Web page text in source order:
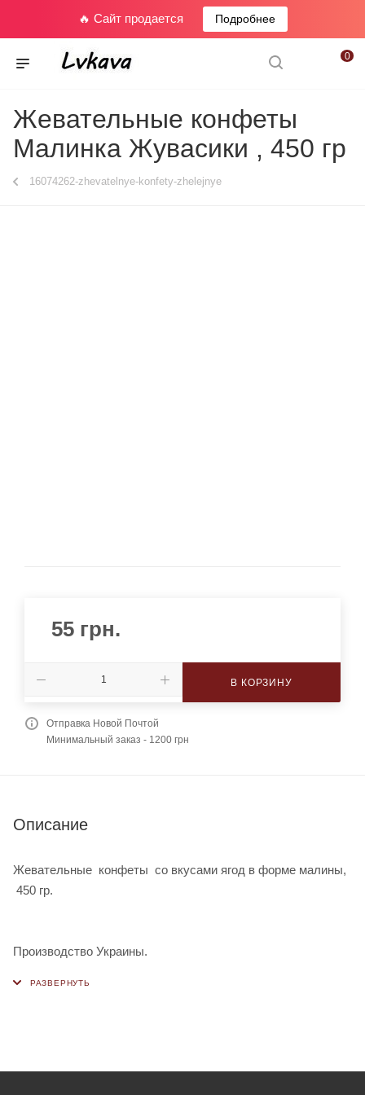
🔥 Сайт продается Подробнее
0
Жевательные конфеты
Малинка Жувасики , 450 гр
16074262-zhevatelnye-konfety-zhelejnye
55 грн.
В КОРЗИНУ
Отправка Новой Почтой
Минимальный заказ - 1200 грн
Описание
Жевательные конфеты со вкусами ягод в форме малины,
450 гр.
Производство Украины.